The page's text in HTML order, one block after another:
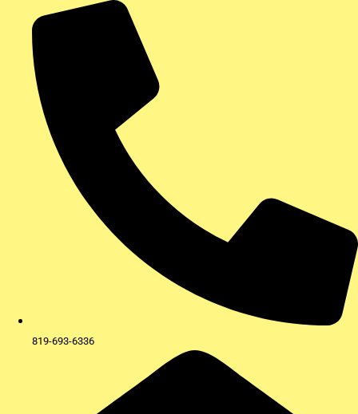
contenu
819-693-6336